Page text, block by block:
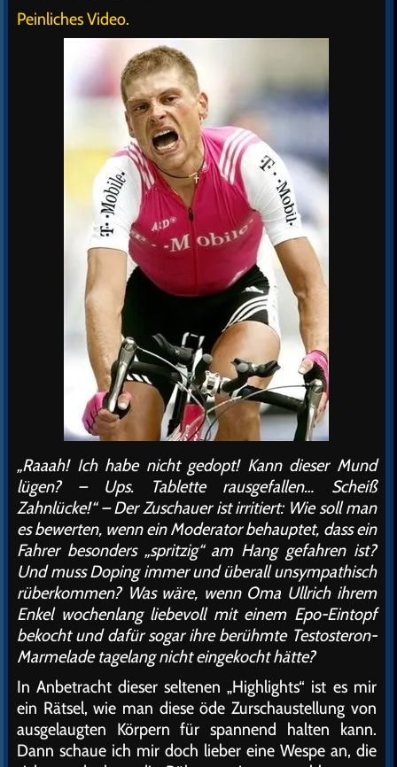
Peinliches Video.
„Raaah! Ich habe nicht gedopt! Kann dieser Mund
lügen? – Ups. Tablette rausgefallen… Scheiß
Zahnlücke!“ – Der Zuschauer ist irritiert: Wie soll man
es bewerten, wenn ein Moderator behauptet, dass ein
Fahrer besonders „spritzig“ am Hang gefahren ist?
Und muss Doping immer und überall unsympathisch
rüberkommen? Was wäre, wenn Oma Ullrich ihrem
Enkel wochenlang liebevoll mit einem Epo-Eintopf
bekocht und dafür sogar ihre berühmte Testosteron-
Marmelade tagelang nicht eingekocht hätte?
In Anbetracht dieser seltenen „Highlights“ ist es mir
ein Rätsel, wie man diese öde Zurschaustellung von
ausgelaugten Körpern für spannend halten kann.
Dann schaue ich mir doch lieber eine Wespe an, die